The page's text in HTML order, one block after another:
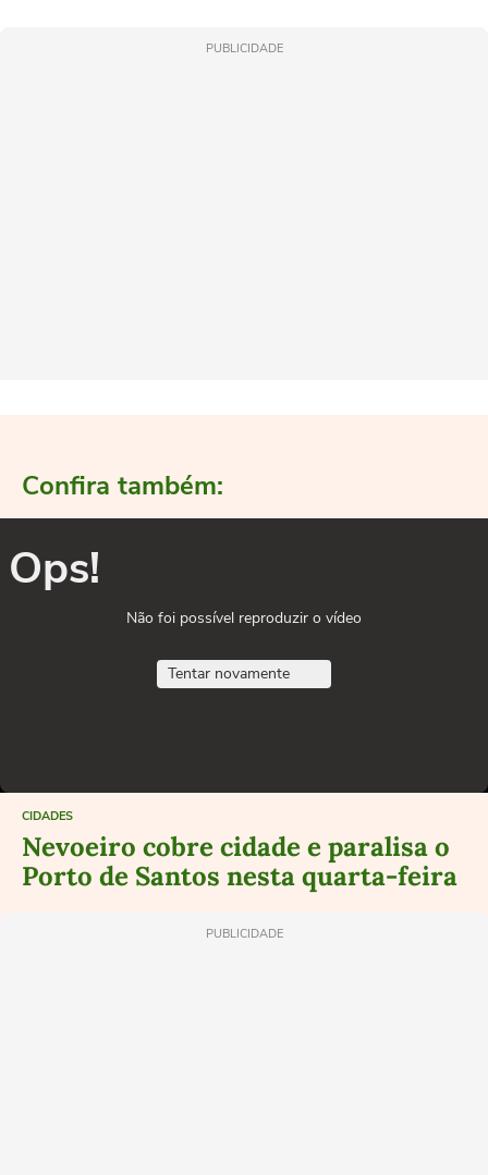
PUBLICIDADE
Confira também:
Ops!
Não foi possível reproduzir o vídeo
Tentar novamente
CIDADES
Nevoeiro cobre cidade e paralisa o
Porto de Santos nesta quarta-feira
PUBLICIDADE